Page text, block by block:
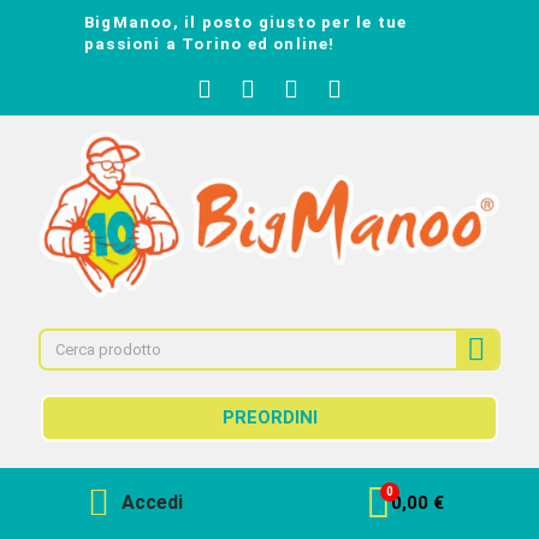
BigManoo, il posto giusto per le tue
passioni a Torino ed online!
PREORDINI
Accedi 0,00 €